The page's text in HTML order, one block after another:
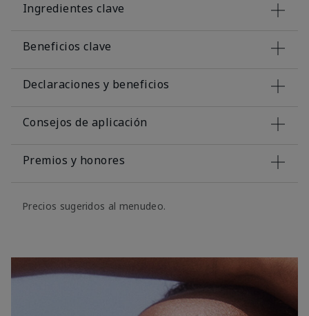
Ingredientes clave
Beneficios clave
Declaraciones y beneficios
Consejos de aplicación
Premios y honores
Precios sugeridos al menudeo.